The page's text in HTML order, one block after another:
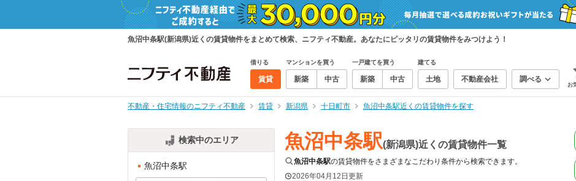
魚沼中条駅(新潟県)近くの賃貸物件をまとめて検索、ニフティ不動産。あなたにピッタリの賃貸物件をみつけよう！
借りる
賃貸
マンションを買う
新築 中古
一戸建てを買う
新築 中古
建てる
土地 不動産会社 調べる
お
不動産・住宅情報のニフティ不動産 賃貸 新潟県 十日町市 魚沼中条駅近くの賃貸物件を探す
検索中のエリア
魚沼中条駅
魚沼中条駅(新潟県)近くの賃貸物件一覧
魚沼中条駅の賃貸物件をさまざまなこだわり条件から検索できます。
2026年04月12日更新